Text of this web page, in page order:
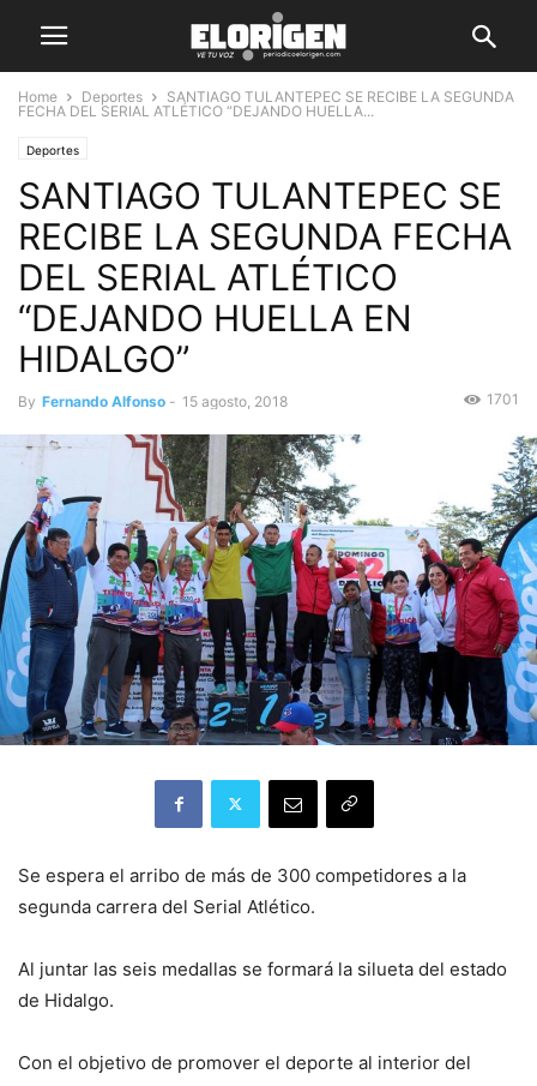
Home Deportes
SANTIAGO TULANTEPEC SE RECIBE LA SEGUNDA
FECHA DEL SERIAL ATLÉTICO “DEJANDO HUELLA...
Deportes
SANTIAGO TULANTEPEC SE
RECIBE LA SEGUNDA FECHA
DEL SERIAL ATLÉTICO
“DEJANDO HUELLA EN
HIDALGO”
By Fernando Alfonso - 15 agosto, 2018 1701
Se espera el arribo de más de 300 competidores a la
segunda carrera del Serial Atlético.
Al juntar las seis medallas se formará la silueta del estado
de Hidalgo.
Con el objetivo de promover el deporte al interior del